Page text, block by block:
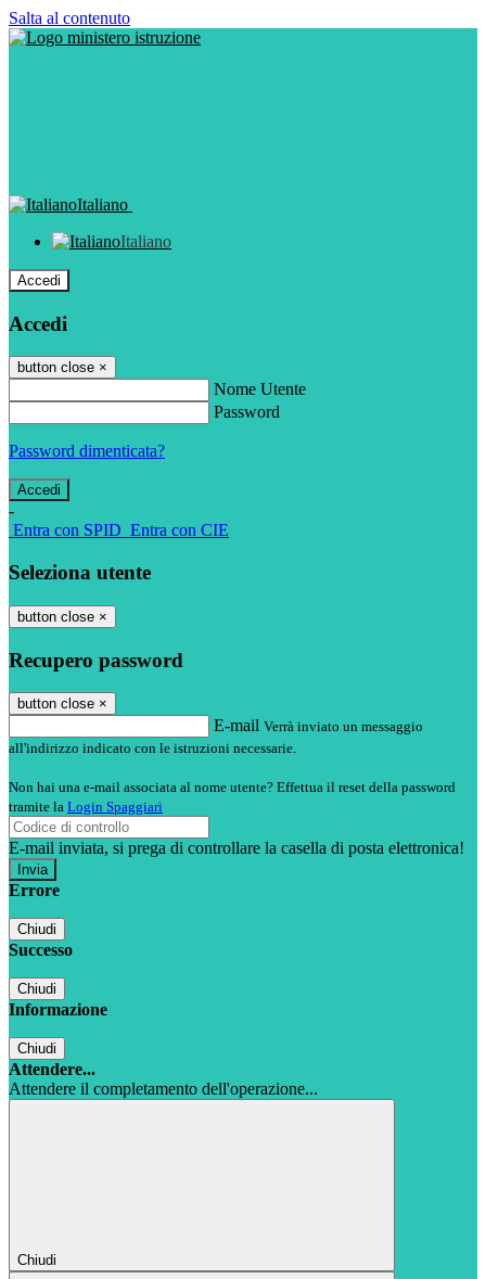
Salta al contenuto
Italiano
Italiano
Accedi
Accedi
button close ×
Nome Utente
Password
Password dimenticata?
-
Entra con SPID Entra con CIE
Seleziona utente
button close ×
Recupero password
button close ×
E-mail Verrà inviato un messaggio
all'indirizzo indicato con le istruzioni necessarie.
Non hai una e-mail associata al nome utente? Effettua il reset della password
tramite la Login Spaggiari
E-mail inviata, si prega di controllare la casella di posta elettronica!
Errore
Chiudi
Successo
Chiudi
Informazione
Chiudi
Attendere...
Attendere il completamento dell'operazione...
Chiudi